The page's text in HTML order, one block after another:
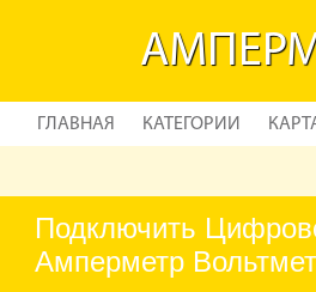
ГЛАВНАЯ КАТЕГОРИИ
Подключить
Амперметр